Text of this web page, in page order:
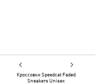
Кроссовки Speedcat Faded
Sneakers Unisex